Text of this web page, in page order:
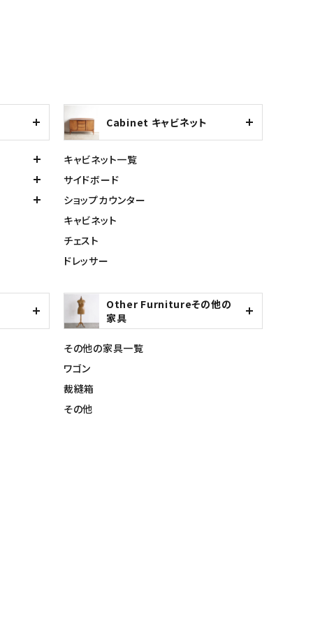
Cabinet キャビネット
キャビネット一覧
サイドボード
ショップカウンター
キャビネット
チェスト
ドレッサー
Other Furnitureその他の
家具
その他の家具一覧
ワゴン
裁縫箱
その他